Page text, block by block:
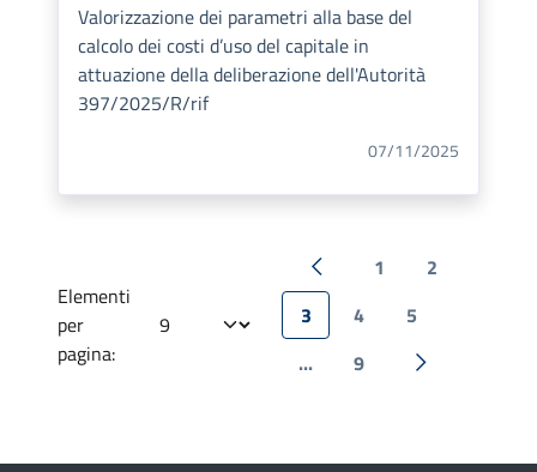
Valorizzazione dei parametri alla base del
calcolo dei costi d’uso del capitale in
attuazione della deliberazione dell'Autorità
397/2025/R/rif
07/11/2025
Elementi
per
pagina:
Pagina precedente
1
2
3
4
5
...
9 Pagina